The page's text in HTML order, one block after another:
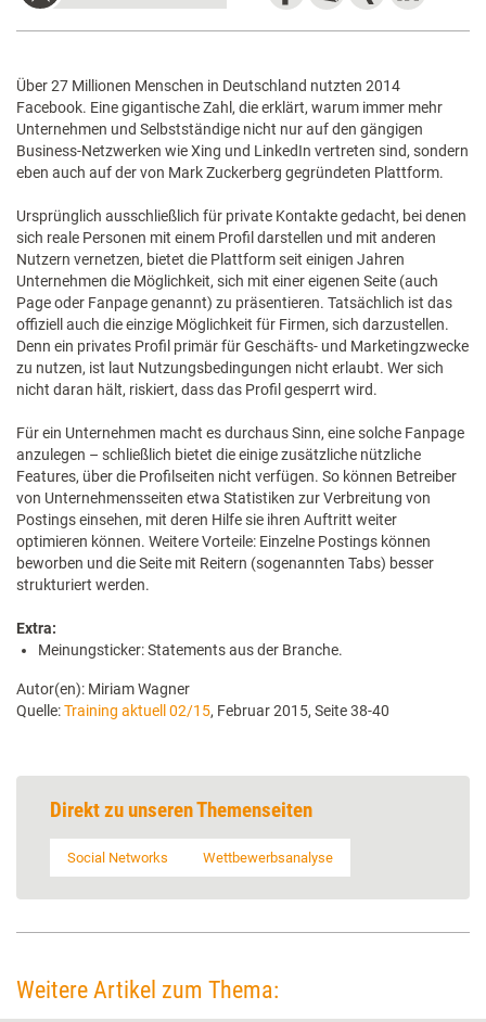
Über 27 Millionen Menschen in Deutschland nutzten 2014
Facebook. Eine gigantische Zahl, die erklärt, warum immer mehr
Unternehmen und Selbstständige nicht nur auf den gängigen
Business-Netzwerken wie Xing und LinkedIn vertreten sind, sondern
eben auch auf der von Mark Zuckerberg gegründeten Plattform.
Ursprünglich ausschließlich für private Kontakte gedacht, bei denen
sich reale Personen mit einem Profil darstellen und mit anderen
Nutzern vernetzen, bietet die Plattform seit einigen Jahren
Unternehmen die Möglichkeit, sich mit einer eigenen Seite (auch
Page oder Fanpage genannt) zu präsentieren. Tatsächlich ist das
offiziell auch die einzige Möglichkeit für Firmen, sich darzustellen.
Denn ein privates Profil primär für Geschäfts- und Marketingzwecke
zu nutzen, ist laut Nutzungsbedingungen nicht erlaubt. Wer sich
nicht daran hält, riskiert, dass das Profil gesperrt wird.
Für ein Unternehmen macht es durchaus Sinn, eine solche Fanpage
anzulegen – schließlich bietet die einige zusätzliche nützliche
Features, über die Profilseiten nicht verfügen. So können Betreiber
von Unternehmensseiten etwa Statistiken zur Verbreitung von
Postings einsehen, mit deren Hilfe sie ihren Auftritt weiter
optimieren können. Weitere Vorteile: Einzelne Postings können
beworben und die Seite mit Reitern (sogenannten Tabs) besser
strukturiert werden.
Extra:
Meinungsticker: Statements aus der Branche.
Autor(en): Miriam Wagner
Quelle:Training aktuell 02/15, Februar 2015, Seite 38-40
Direkt zu unseren Themenseiten
Social Networks Wettbewerbsanalyse
Weitere Artikel zum Thema: